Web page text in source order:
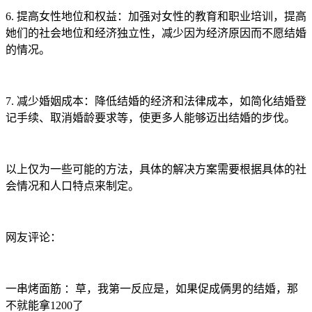
6. 提高女性地位和权益：加强对女性的教育和职业培训，提高
她们的社会地位和经济独立性，减少因为经济原因而不愿结婚
的情况。
7. 减少婚姻成本：降低结婚的经济和法律成本，如简化结婚登
记手续、取消婚龄要求等，使更多人能够迈出结婚的步伐。
以上仅为一些可能的方法，具体的解决方案需要根据具体的社
会情况和人口特点来制定。
网友评论：
一串烤面筋 ：草，我第一反应是，如果促成俩男的结婚，那
不就能拿1200了